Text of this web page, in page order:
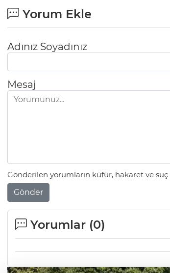
Yorum Ekle
Adınız Soyadınız
Mesaj
Gönderilen yorumların küfür, hakaret ve
Gönder
Yorumlar (0)